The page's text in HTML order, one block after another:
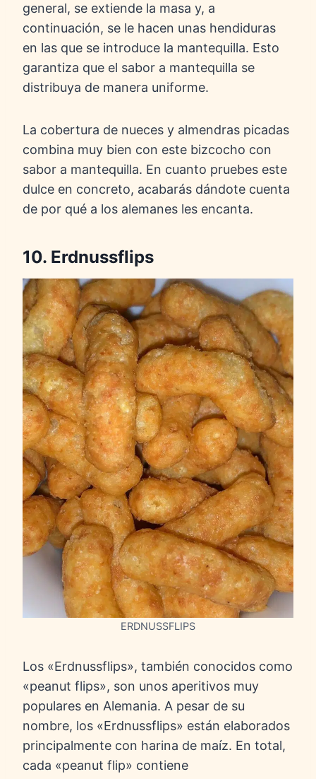
general, se extiende la masa y, a
continuación, se le hacen unas hendiduras
en las que se introduce la mantequilla. Esto
garantiza que el sabor a mantequilla se
distribuya de manera uniforme.
La cobertura de nueces y almendras picadas
combina muy bien con este bizcocho con
sabor a mantequilla. En cuanto pruebes este
dulce en concreto, acabarás dándote cuenta
de por qué a los alemanes les encanta.
10. Erdnussflips
ERDNUSSFLIPS
Los «Erdnussflips», también conocidos como
«peanut flips», son unos aperitivos muy
populares en Alemania. A pesar de su
nombre, los «Erdnussflips» están elaborados
principalmente con harina de maíz. En total,
cada «peanut flip» contiene